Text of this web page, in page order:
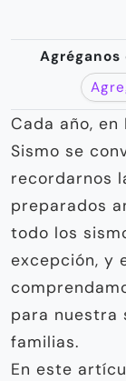
Cada año, en
Sismo se
recordarnos
preparados
todo los
excepción, y
para nuestra
familias.
En este